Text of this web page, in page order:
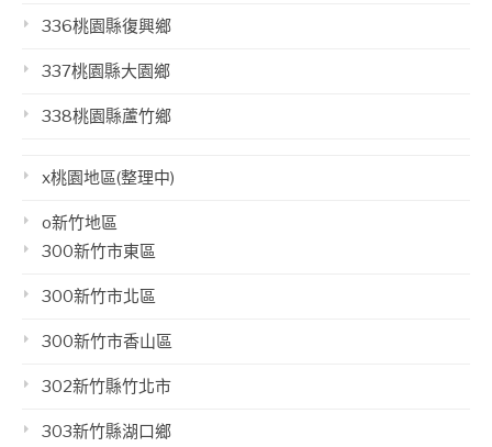
336桃園縣復興鄉
337桃園縣大園鄉
338桃園縣蘆竹鄉
x桃園地區(整理中)
o新竹地區
300新竹市東區
300新竹市北區
300新竹市香山區
302新竹縣竹北市
303新竹縣湖口鄉